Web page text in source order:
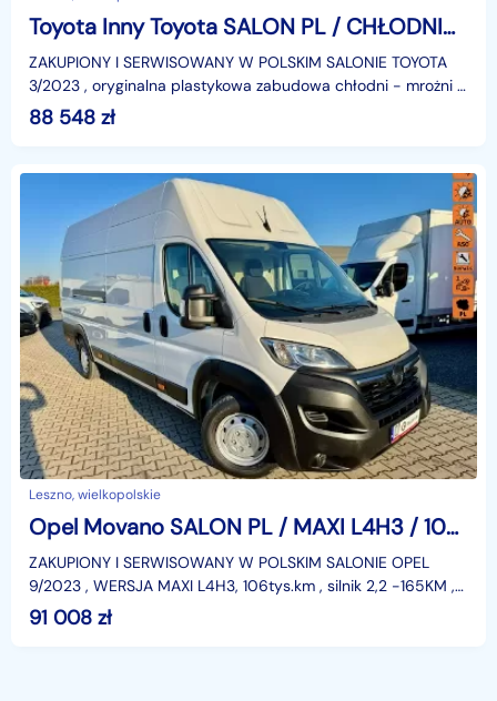
Toyota Inny Toyota SALON PL / CHŁODNIA MROŻNIA -20st.C / DŁUGI / KLIMA / GWARANCJA
ZAKUPIONY I SERWISOWANY W POLSKIM SALONIE TOYOTA
3/2023 , oryginalna plastykowa zabudowa chłodni - mrożni +
agregat firmy ZANOTTI V200 od -20st.C do +20st.C + g
88 548 zł
Leszno, wielkopolskie
Opel Movano SALON PL / MAXI L4H3 / 106 tys.km / KLIMATRONIC / TEMPOMAT / GWARANC
ZAKUPIONY I SERWISOWANY W POLSKIM SALONIE OPEL
9/2023 , WERSJA MAXI L4H3, 106tys.km , silnik 2,2 -165KM ,
ABS, ASR, ESP, KLIMATRONIC , tempomat , automatyczna z
91 008 zł